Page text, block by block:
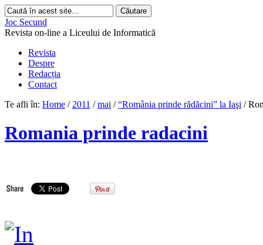
Joc Secund
Revista on-line a Liceului de Informatică
Revista
Despre
Redacția
Contact
Te afli în: Home / 2011 / mai / “România prinde rădăcini” la Iaşi /
Romania prinde radacini